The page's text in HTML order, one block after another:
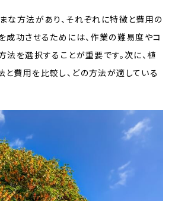
な方法があり、それぞれに特徴と費用の
成功させるためには、作業の難易度やコ
法を選択することが重要です。次に、植
費用を比較し、どの方法が適している